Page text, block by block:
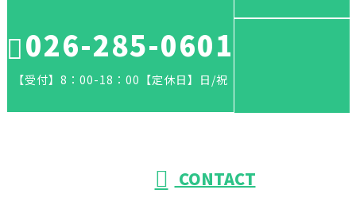
026-285-0601
【受付】8：00-18：00【定休日】日/祝
CONTACT